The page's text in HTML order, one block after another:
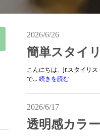
2026/6/26
簡単スタイ
こんにちは、jr.スタイリ
で...続きを読む
2026/6/17
透明感カラ